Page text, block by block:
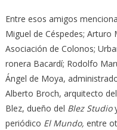
Entre esos amigos
Miguel de Céspedes;
Asociación de Colonos;
ronera Bacardí; Rodolfo
Ángel de Moya,
Alberto Broch, arquitecto
Blez, dueño del Blez Studio
periódico El Mundo, entre